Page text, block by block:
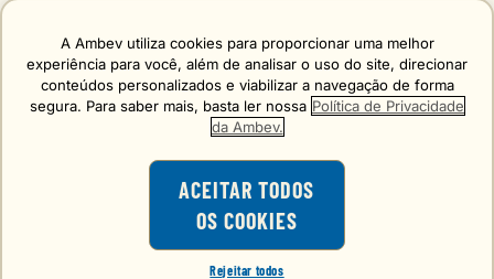
A Ambev utiliza cookies para proporcionar uma melhor
experiência para você, além de analisar o uso do site, direcionar
conteúdos personalizados e viabilizar a navegação de forma
segura. Para saber mais, basta ler nossa Política de Privacidade
da Ambev.
ACEITAR TODOS
OS COOKIES
Rejeitar todos